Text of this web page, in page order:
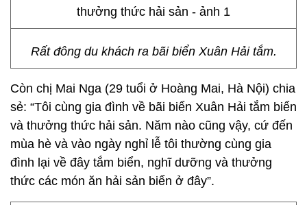
Rất đông du khách ra bãi biển Xuân Hải tắm.
Còn chị Mai Nga (29 tuổi ở Hoàng Mai, Hà Nội) chia
sẻ: “Tôi cùng gia đình về bãi biển Xuân Hải tắm biển
và thưởng thức hải sản. Năm nào cũng vậy, cứ đến
mùa hè và vào ngày nghỉ lễ tôi thường cùng gia
đình lại về đây tắm biển, nghĩ dưỡng và thưởng
thức các món ăn hải sản biển ở đây”.